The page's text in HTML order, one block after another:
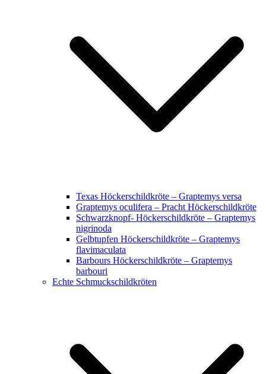
Texas Höckerschildkröte – Graptemys versa
Graptemys oculifera – Pracht Höckerschildkröte
Schwarzknopf- Höckerschildkröte – Graptemys
nigrinoda
Gelbtupfen Höckerschildkröte – Graptemys
flavimaculata
Barbours Höckerschildkröte – Graptemys
barbouri
Echte Schmuckschildkröten